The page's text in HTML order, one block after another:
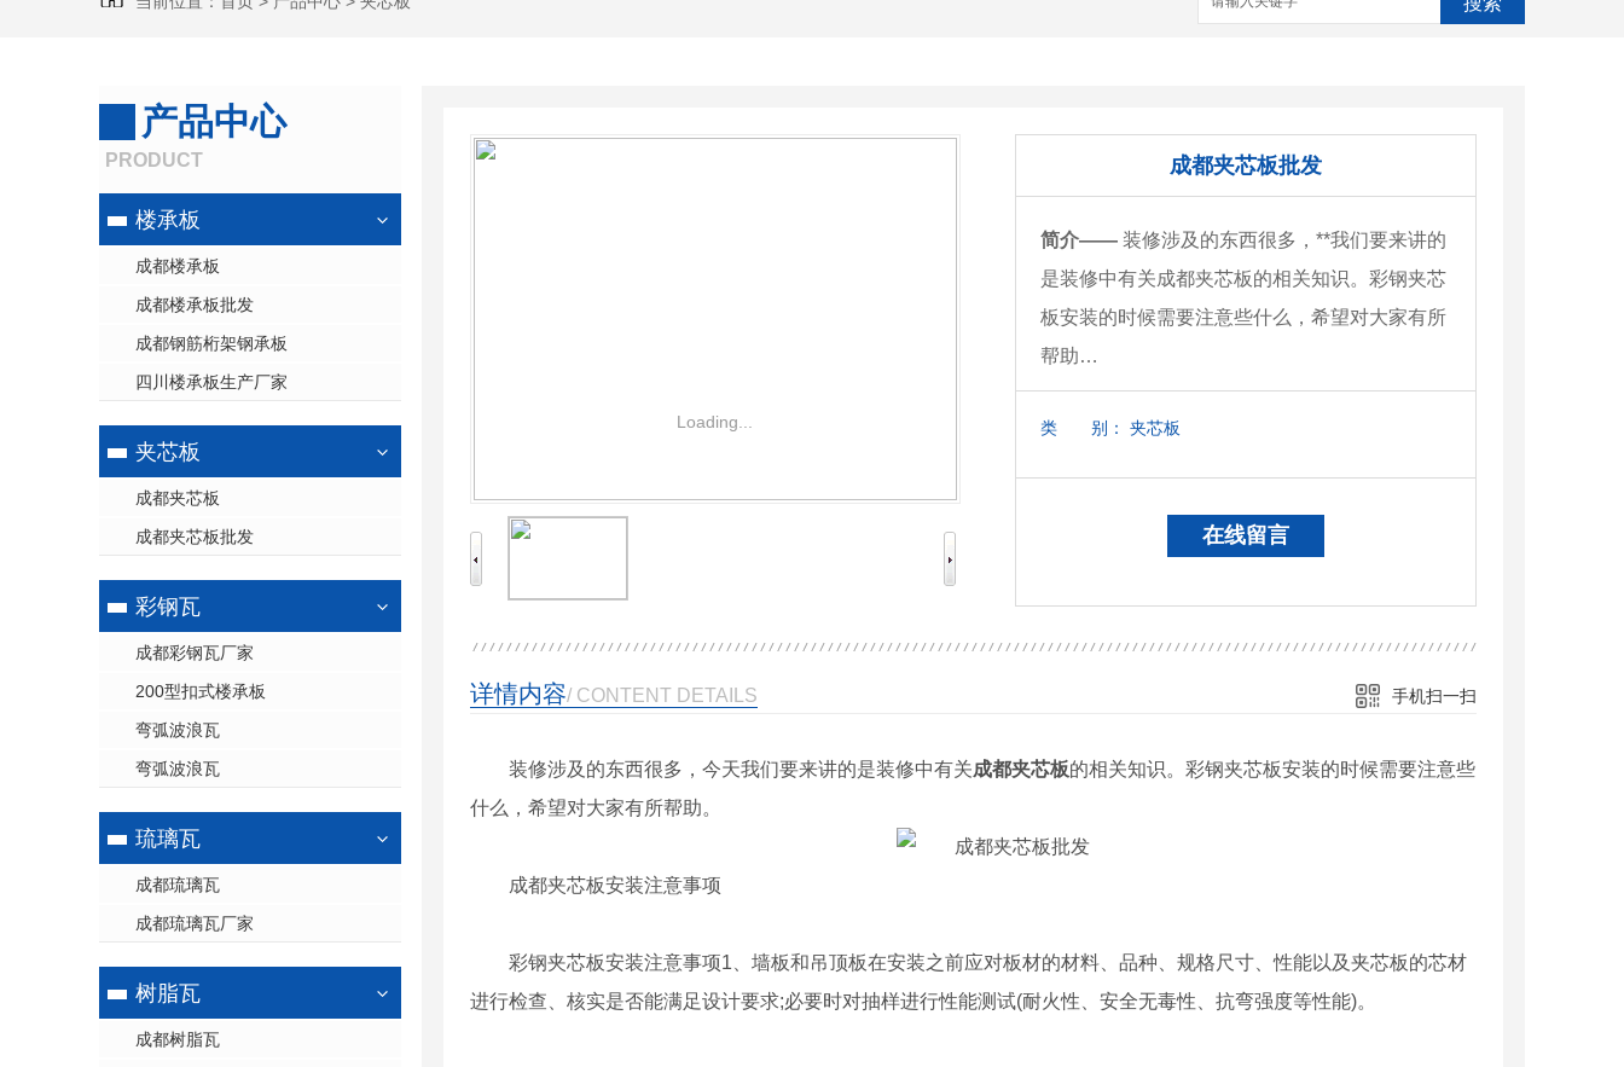
产品中心
PRODUCT
楼承板
成都楼承板
成都楼承板批发
成都钢筋桁架钢承板
四川楼承板生产厂家
夹芯板
成都夹芯板
成都夹芯板批发
彩钢瓦
成都彩钢瓦厂家
200型扣式楼承板
弯弧波浪瓦
弯弧波浪瓦
琉璃瓦
成都琉璃瓦
成都琉璃瓦厂家
树脂瓦
成都树脂瓦
Loading...
成都夹芯板批发
简介—— 装修涉及的东西很多，**我们要来讲的
是装修中有关成都夹芯板的相关知识。彩钢夹芯
板安装的时候需要注意些什么，希望对大家有所
帮助…
类 别： 夹芯板
在线留言
详情内容/ CONTENT DETAILS 手机扫一扫
装修涉及的东西很多，今天我们要来讲的是装修中有关成都夹芯板的相关知识。彩钢夹芯板安装的时候需要注意些
什么，希望对大家有所帮助。
成都夹芯板安装注意事项
彩钢夹芯板安装注意事项1、墙板和吊顶板在安装之前应对板材的材料、品种、规格尺寸、性能以及夹芯板的芯材
进行检查、核实是否能满足设计要求;必要时对抽样进行性能测试(耐火性、安全无毒性、抗弯强度等性能)。